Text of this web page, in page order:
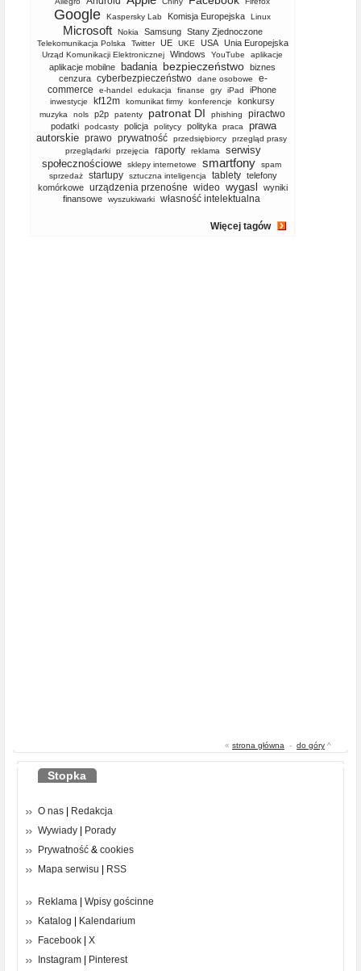
Google Kaspersky Lab Komisja Europejska Linux
Microsoft Nokia Samsung Stany Zjednoczone
Telekomunikacja Polska Twitter UE UKE USA Unia Europejska
Urząd Komunikacji Elektronicznej Windows YouTube aplikacje
aplikacje mobilne badania bezpieczeństwo biznes
cenzura cyberbezpieczeństwo dane osobowe
e-
commerce
e-handel edukacja finanse gry iPad iPhone
inwestycje kf12m komunikat firmy konferencje konkursy
muzyka nols p2p patenty patronat DI phishing piractwo
podatki podcasty policja politycy polityka praca
prawa
autorskie prawo prywatność przedsiębiorcy
przegląd prasy
przeglądarki
przejęcia raporty reklama
serwisy
społecznościowe
sklepy internetowe smartfony
spam
sprzedaż
startupy sztuczna inteligencja tablety telefony
komórkowe
urządzenia przenośne wideo wygasl
wyniki
finansowe
wyszukiwarki własność intelektualna
Więcej tagów
« strona główna - do góry ^
Stopka
O nas
Redakcja
Wywiady
Porady
Prywatność & cookies
Mapa serwisu
RSS
Reklama
Wpisy gościnne
Katalog
Kalendarium
Facebook
X
Instagram
Pinterest